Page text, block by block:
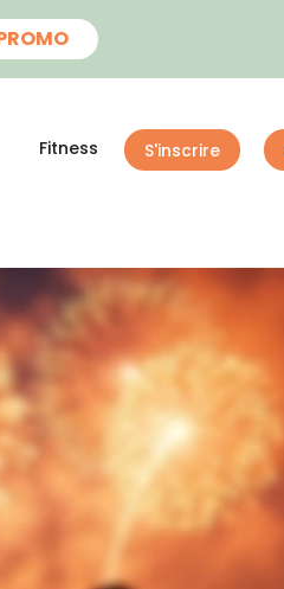
Fitness S'inscrire